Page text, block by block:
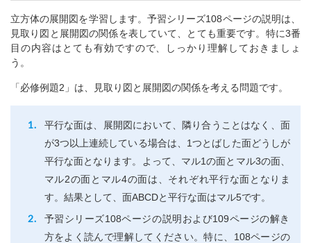
立方体の展開図を学習します。予習シリーズ108ページの説明は、
見取り図と展開図の関係を表していて、とても重要です。特に3番
目の内容はとても有効ですので、しっかり理解しておきましょ
う。
「必修例題2」は、見取り図と展開図の関係を考える問題です。
平行な面は、展開図において、隣り合うことはなく、面
が3つ以上連続している場合は、1つとばした面どうしが
平行な面となります。よって、マル1の面とマル3の面、
マル2の面とマル4の面は、それぞれ平行な面となりま
す。結果として、面ABCDと平行な面はマル5です。
予習シリーズ108ページの説明および109ページの解き
方をよく読んで理解してください。特に、108ページの